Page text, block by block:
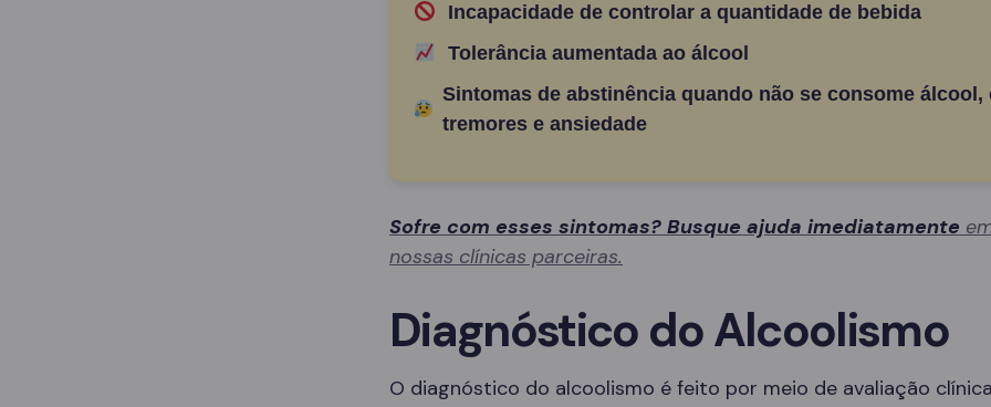
Incapacidade de controlar a quantidade de bebida
Tolerância aumentada ao álcool
Sintomas de abstinência quando não se consome álcool,
tremores e ansiedade
Sofre com esses sintomas? Busque ajuda imediatamente
nossas clínicas parceiras.
Diagnóstico do Alcoolismo
O diagnóstico do alcoolismo é feito por meio de avaliação